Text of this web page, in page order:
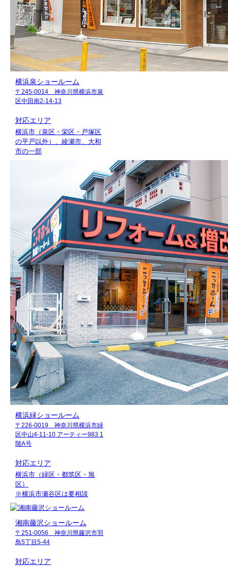
横浜泉ショールーム
〒245-0014 神奈川県横浜市泉
区中田南2-14-13
対応エリア
横浜市（泉区・栄区・戸塚区
の平戸以外）、綾瀬市、大和
市の一部
横浜緑ショールーム
〒226-0019 神奈川県横浜市緑
区中山4-11-10 アーティー983 1
階A号
対応エリア
横浜市（緑区・都筑区・旭
区）
※横浜市瀬谷区は要相談
湘南藤沢ショールーム
〒251-0056 神奈川県藤沢市羽
鳥5丁目5-44
対応エリア